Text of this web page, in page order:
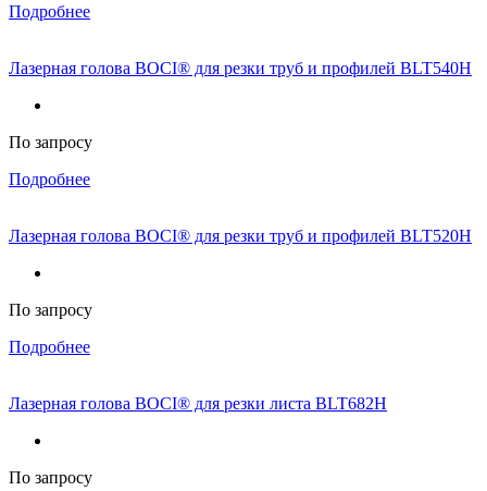
Подробнее
Лазерная голова BOCI® для резки труб и профилей BLT540H
По запросу
Подробнее
Лазерная голова BOCI® для резки труб и профилей BLT520H
По запросу
Подробнее
Лазерная голова BOCI® для резки листа BLT682H
По запросу